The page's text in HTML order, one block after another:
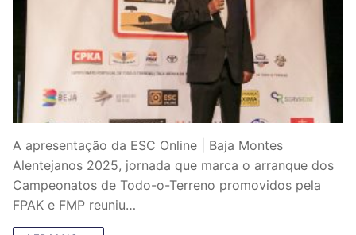
A apresentação da ESC Online | Baja Montes
Alentejanos 2025, jornada que marca o arranque dos
Campeonatos de Todo-o-Terreno promovidos pela
FPAK e FMP reuniu…